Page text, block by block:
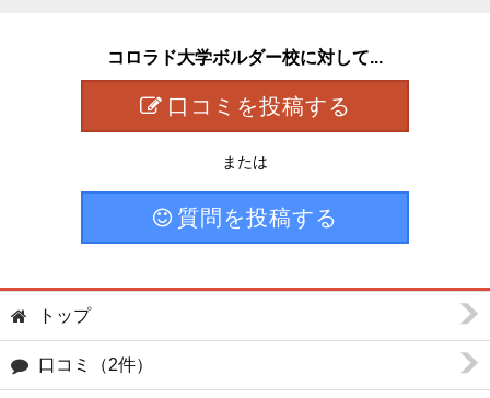
コロラド大学ボルダー校に対して...
口コミを投稿する
または
質問を投稿する
トップ
口コミ（2件）